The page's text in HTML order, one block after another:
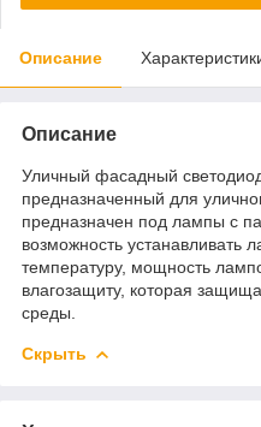
Описание
Описание
Уличный фасадный
предназначенный для
предназначен под лампы с
возможность устанавливать
температуру, мощность
влагозащиту, которая
среды.
Скрыть